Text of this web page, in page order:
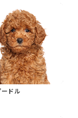
ードル